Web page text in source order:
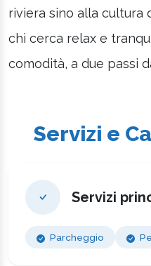
riviera sino alla cultura
chi cerca relax e
comodità, a due passi
Servizi e
Servizi
Parcheggio